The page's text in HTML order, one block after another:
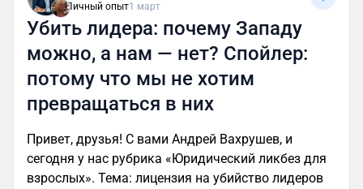
Личный опыт1 март
Убить лидера: почему Западу
можно, а нам — нет? Спойлер:
потому что мы не хотим
превращаться в них
Привет, друзья! С вами Андрей Вахрушев, и
сегодня у нас рубрика «Юридический ликбез для
взрослых». Тема: лицензия на убийство лидеров